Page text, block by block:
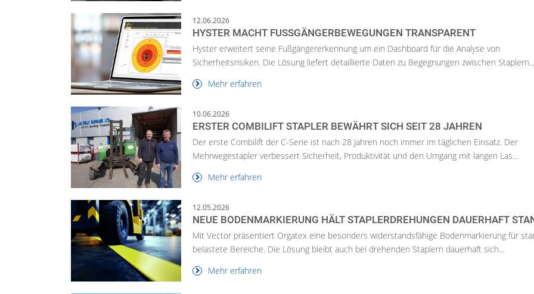
12.06.2026
HYSTER MACHT FUSSGÄNGERBEWEGUNGEN TRANSPARENT
Hyster erweitert seine Fußgängererkennung um ein Dashboard für die Analyse von
Sicherheitsrisiken. Die Lösung liefert detaillierte Daten zu Begegnungen zwischen Staplern...
Mehr erfahren
10.06.2026
ERSTER COMBILIFT STAPLER BEWÄHRT SICH SEIT 28 JAHREN
Der erste Combilift der C-Serie ist nach 28 Jahren noch immer im täglichen Einsatz. Der
Mehrwegestapler verbessert Sicherheit, Produktivität und den Umgang mit langen Las...
Mehr erfahren
12.05.2026
NEUE BODENMARKIERUNG HÄLT STAPLERDREHUNGEN DAUERHAFT
Mit Vector präsentiert Orgatex eine besonders widerstandsfähige Bodenmarkierung für
belastete Bereiche. Die Lösung bleibt auch bei drehenden Staplern dauerhaft sich...
Mehr erfahren